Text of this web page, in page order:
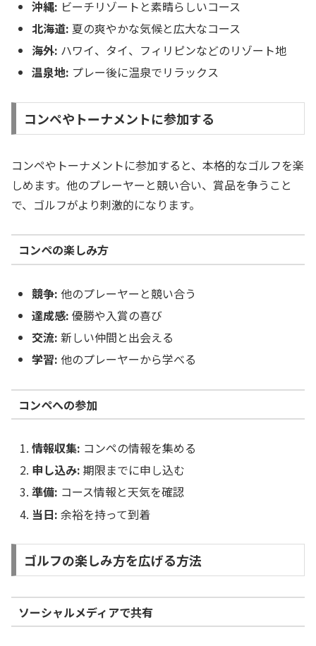
沖縄: ビーチリゾートと素晴らしいコース
北海道: 夏の爽やかな気候と広大なコース
海外: ハワイ、タイ、フィリピンなどのリゾート地
温泉地: プレー後に温泉でリラックス
コンペやトーナメントに参加する
コンペやトーナメントに参加すると、本格的なゴルフを楽
しめます。他のプレーヤーと競い合い、賞品を争うこと
で、ゴルフがより刺激的になります。
コンペの楽しみ方
競争: 他のプレーヤーと競い合う
達成感: 優勝や入賞の喜び
交流: 新しい仲間と出会える
学習: 他のプレーヤーから学べる
コンペへの参加
情報収集: コンペの情報を集める
申し込み: 期限までに申し込む
準備: コース情報と天気を確認
当日: 余裕を持って到着
ゴルフの楽しみ方を広げる方法
ソーシャルメディアで共有